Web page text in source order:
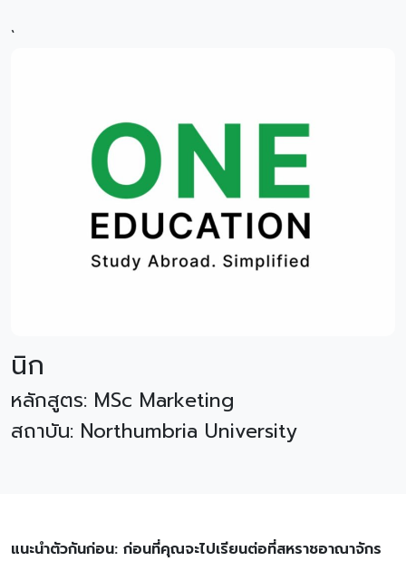
`
นิก
หลักสูตร: MSc Marketing
สถาบัน: Northumbria University
แนะนำตัวกันก่อน: ก่อนที่คุณจะไปเรียนต่อที่สหราชอาณาจักร